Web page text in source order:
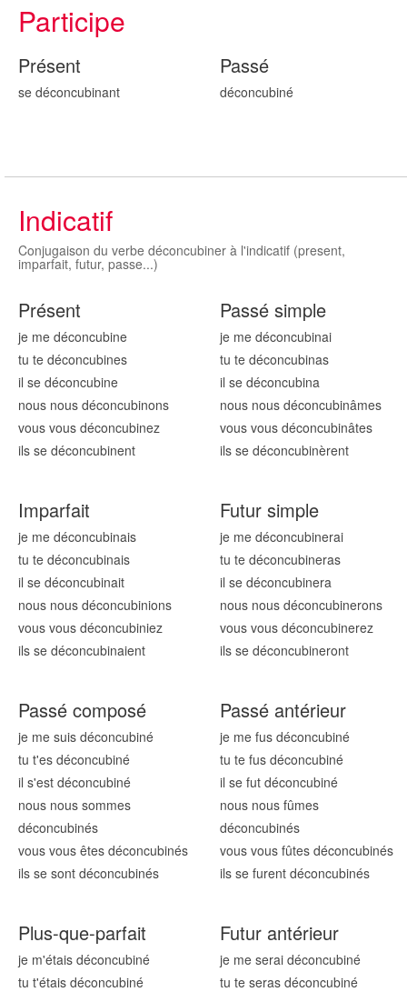
Participe
Présent
se déconcubinant
Passé
déconcubiné
Indicatif
Conjugaison du verbe déconcubiner à l'indicatif (present,
imparfait, futur, passe...)
Présent
je me déconcubine
tu te déconcubines
il se déconcubine
nous nous déconcubinons
vous vous déconcubinez
ils se déconcubinent
Passé simple
je me déconcubinai
tu te déconcubinas
il se déconcubina
nous nous déconcubinâmes
vous vous déconcubinâtes
ils se déconcubinèrent
Imparfait
je me déconcubinais
tu te déconcubinais
il se déconcubinait
nous nous déconcubinions
vous vous déconcubiniez
ils se déconcubinaient
Futur simple
je me déconcubinerai
tu te déconcubineras
il se déconcubinera
nous nous déconcubinerons
vous vous déconcubinerez
ils se déconcubineront
Passé composé
je me suis déconcubiné
tu t'es déconcubiné
il s'est déconcubiné
nous nous sommes
déconcubinés
vous vous êtes déconcubinés
ils se sont déconcubinés
Passé antérieur
je me fus déconcubiné
tu te fus déconcubiné
il se fut déconcubiné
nous nous fûmes
déconcubinés
vous vous fûtes déconcubinés
ils se furent déconcubinés
Plus-que-parfait
je m'étais déconcubiné
tu t'étais déconcubiné
Futur antérieur
je me serai déconcubiné
tu te seras déconcubiné